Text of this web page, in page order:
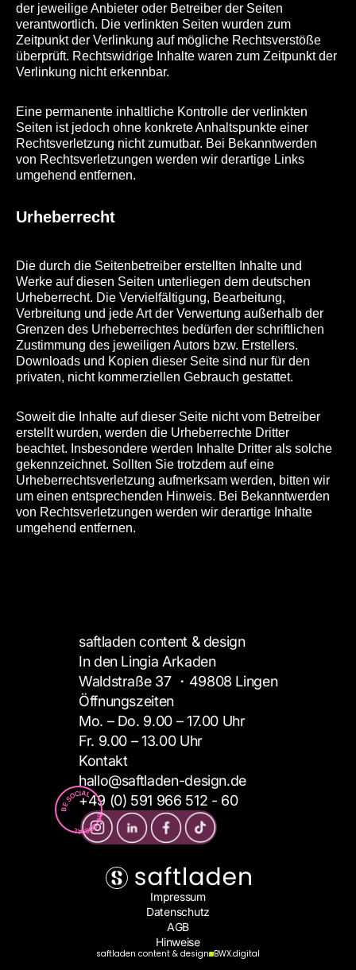
der jeweilige Anbieter oder Betreiber der Seiten
verantwortlich. Die verlinkten Seiten wurden zum
Zeitpunkt der Verlinkung auf mögliche Rechtsverstöße
überprüft. Rechtswidrige Inhalte waren zum Zeitpunkt der
Verlinkung nicht erkennbar.
Eine permanente inhaltliche Kontrolle der verlinkten
Seiten ist jedoch ohne konkrete Anhaltspunkte einer
Rechtsverletzung nicht zumutbar. Bei Bekanntwerden
von Rechtsverletzungen werden wir derartige Links
umgehend entfernen.
Urheberrecht
Die durch die Seitenbetreiber erstellten Inhalte und
Werke auf diesen Seiten unterliegen dem deutschen
Urheberrecht. Die Vervielfältigung, Bearbeitung,
Verbreitung und jede Art der Verwertung außerhalb der
Grenzen des Urheberrechtes bedürfen der schriftlichen
Zustimmung des jeweiligen Autors bzw. Erstellers.
Downloads und Kopien dieser Seite sind nur für den
privaten, nicht kommerziellen Gebrauch gestattet.
Soweit die Inhalte auf dieser Seite nicht vom Betreiber
erstellt wurden, werden die Urheberrechte Dritter
beachtet. Insbesondere werden Inhalte Dritter als solche
gekennzeichnet. Sollten Sie trotzdem auf eine
Urheberrechtsverletzung aufmerksam werden, bitten wir
um einen entsprechenden Hinweis. Bei Bekanntwerden
von Rechtsverletzungen werden wir derartige Inhalte
umgehend entfernen.
saftladen content & design
In den Lingia Arkaden
Waldstraße 37 ・49808 Lingen
Öffnungszeiten
Mo. – Do. 9.00 – 17.00 Uhr
Fr. 9.00 – 13.00 Uhr
Kontakt
hallo@saftladen-design.de
+49 (0) 591 966 512 - 60
BE SOCIAL
BE SOCIAL
Impressum
Datenschutz
AGB
Hinweise
saftladen content & design BWX.digital